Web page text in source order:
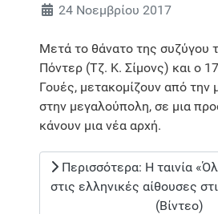
24 Νοεμβρίου 2017
Μετά το θάνατο της συζύγου
Πόντερ (Τζ. Κ. Σίμονς) και ο
Γουές, μετακομίζουν από την
στην μεγαλούπολη, σε μια
κάνουν μια νέα αρχή.
Περισσότερα: Η ταινία
στις ελληνικές αίθουσες
(Βίντεο)